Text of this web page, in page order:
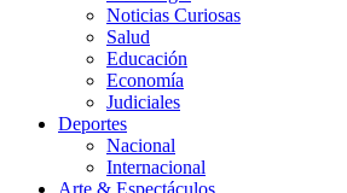
Noticias Curiosas
Salud
Educación
Economía
Judiciales
Deportes
Nacional
Internacional
Arte & Espectáculos